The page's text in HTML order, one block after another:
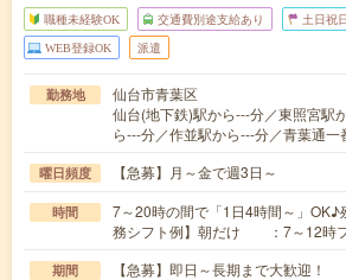
職種未経験OK 交通費別途支給あり 土日祝
WEB登録OK 派遣
勤務地
仙台市青葉区
仙台(地下鉄)駅から---分／東照宮駅
ら---分／作並駅から---分／青葉通
曜日頻度 【急募】月～金で週3日～
時間
7～20時の間で「1日4時間～」OK♪
務シフト例】朝だけ ：7～12時
期間 【急募】即日～長期まで大歓迎！